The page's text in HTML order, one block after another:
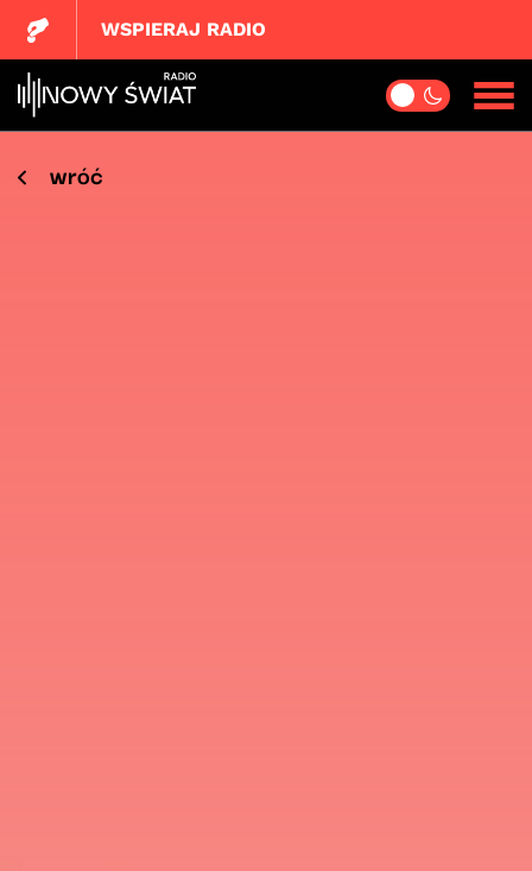
WSPIERAJ RADIO
wróć